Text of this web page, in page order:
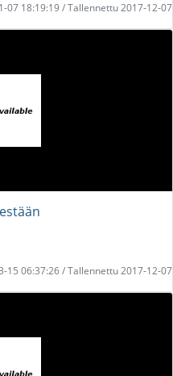
07 18:19:19 / Tallennettu 2017-12-07
15 06:37:26 / Tallennettu 2017-12-07